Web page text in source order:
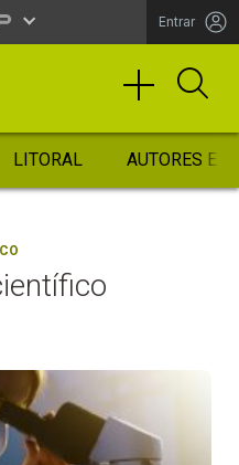
Entrar
LITORAL AUTORES